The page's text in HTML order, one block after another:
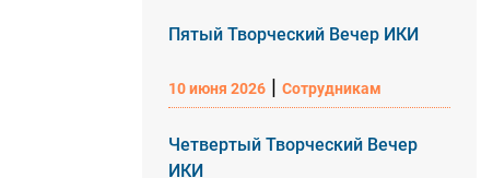
Пятый Творческий Вечер ИКИ
10 июня 2026 | Сотрудникам
Четвертый Творческий Вечер
ИКИ